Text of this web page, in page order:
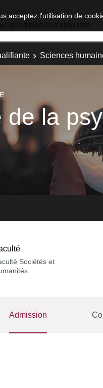
acceptez l'utilisation de
Sciences
de la
Sociétés et
Admission